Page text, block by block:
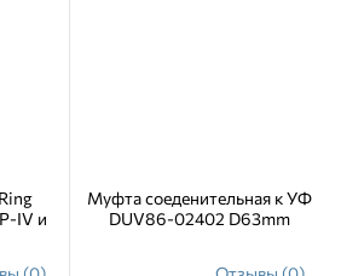
IV и
Муфта соеденительная к УФ
DUV86-02402 D63mm